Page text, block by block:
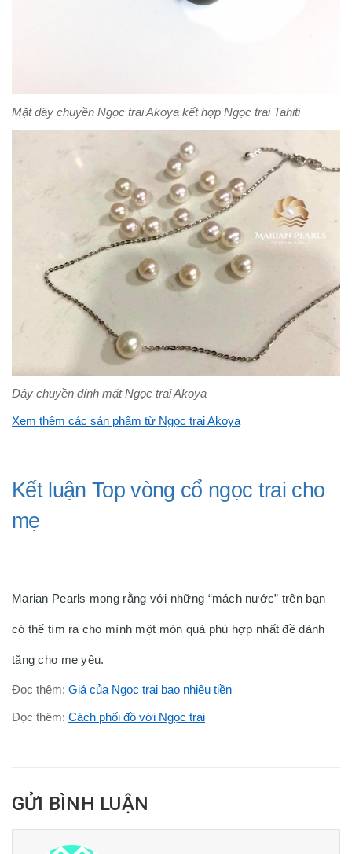
Mặt dây chuyền Ngọc trai Akoya kết hợp Ngọc trai Tahiti
Dây chuyền đính mặt Ngọc trai Akoya
Xem thêm các sản phẩm từ Ngọc trai Akoya
Kết luận Top vòng cổ ngọc trai cho
mẹ
Marian Pearls mong rằng với những “mách nước” trên bạn
có thể tìm ra cho mình một món quà phù hợp nhất đề dành
tặng cho mẹ yêu.
Đọc thêm: Giá của Ngọc trai bao nhiêu tiền
Đọc thêm: Cách phối đồ với Ngọc trai
GỬI BÌNH LUẬN